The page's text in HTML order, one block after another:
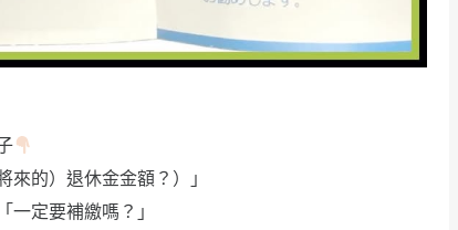
來的）退休金金額？）」
定要補繳嗎？」